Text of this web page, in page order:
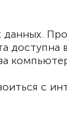
данных.
с